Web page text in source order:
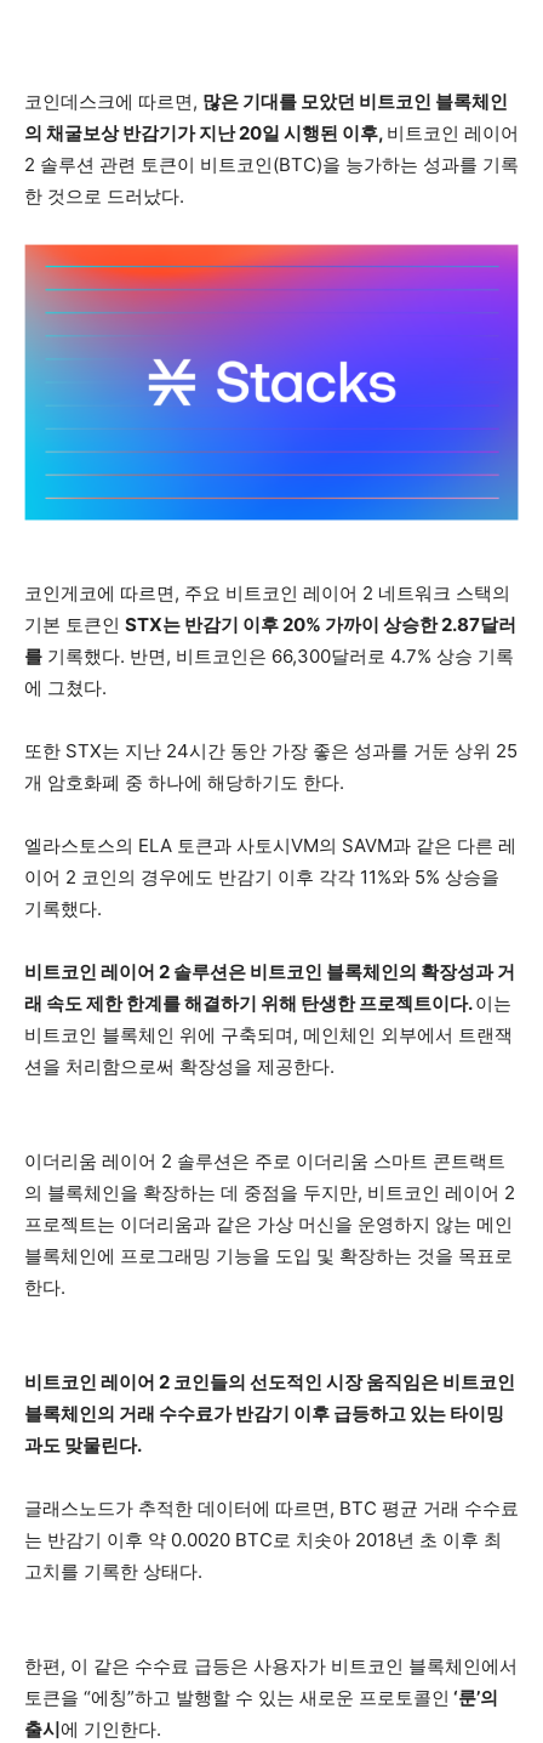
코인데스크에 따르면, 많은 기대를 모았던 비트코인 블록체인
의 채굴보상 반감기가 지난 20일 시행된 이후, 비트코인 레이어
2 솔루션 관련 토큰이 비트코인(BTC)을 능가하는 성과를 기록
한 것으로 드러났다.
코인게코에 따르면, 주요 비트코인 레이어 2 네트워크 스택의
기본 토큰인 STX는 반감기 이후 20% 가까이 상승한 2.87달러
를 기록했다. 반면, 비트코인은 66,300달러로 4.7% 상승 기록
에 그쳤다.
또한 STX는 지난 24시간 동안 가장 좋은 성과를 거둔 상위 25
개 암호화폐 중 하나에 해당하기도 한다.
엘라스토스의 ELA 토큰과 사토시VM의 SAVM과 같은 다른 레
이어 2 코인의 경우에도 반감기 이후 각각 11%와 5% 상승을
기록했다.
비트코인 레이어 2 솔루션은 비트코인 블록체인의 확장성과 거
래 속도 제한 한계를 해결하기 위해 탄생한 프로젝트이다.이는
비트코인 블록체인 위에 구축되며, 메인체인 외부에서 트랜잭
션을 처리함으로써 확장성을 제공한다.
이더리움 레이어 2 솔루션은 주로 이더리움 스마트 콘트랙트
의 블록체인을 확장하는 데 중점을 두지만, 비트코인 레이어 2
프로젝트는 이더리움과 같은 가상 머신을 운영하지 않는 메인
블록체인에 프로그래밍 기능을 도입 및 확장하는 것을 목표로
한다.
비트코인 레이어 2 코인들의 선도적인 시장 움직임은 비트코인
블록체인의 거래 수수료가 반감기 이후 급등하고 있는 타이밍
과도 맞물린다.
글래스노드가 추적한 데이터에 따르면, BTC 평균 거래 수수료
는 반감기 이후 약 0.0020 BTC로 치솟아 2018년 초 이후 최
고치를 기록한 상태다.
한편, 이 같은 수수료 급등은 사용자가 비트코인 블록체인에서
토큰을 “에칭”하고 발행할 수 있는 새로운 프로토콜인 ‘룬’의
출시에 기인한다.